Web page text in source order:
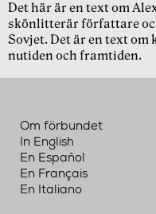
Det här är en text om
skönlitterär författare
Sovjet. Det är en text
nutiden och framtiden.
Om förbundet
In English
En Español
En Français
En Italiano